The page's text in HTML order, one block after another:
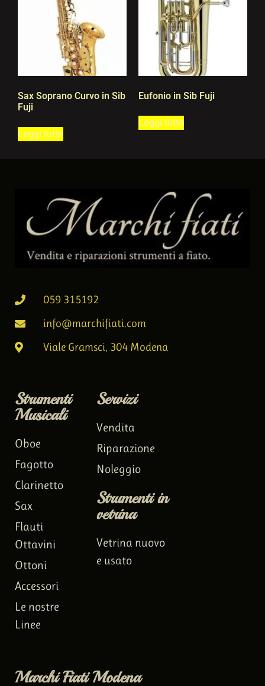
Sax Soprano Curvo in Sib
Fuji
Leggi tutto
Eufonio in Sib Fuji
Leggi tutto
059 315192
info@marchifiati.com
Viale Gramsci, 304 Modena
Strumenti
Musicali
Oboe
Fagotto
Clarinetto
Sax
Flauti
Ottavini
Ottoni
Accessori
Le nostre
Linee
Servizi
Vendita
Riparazione
Noleggio
Strumenti in
vetrina
Vetrina nuovo
e usato
Marchi Fiati Modena